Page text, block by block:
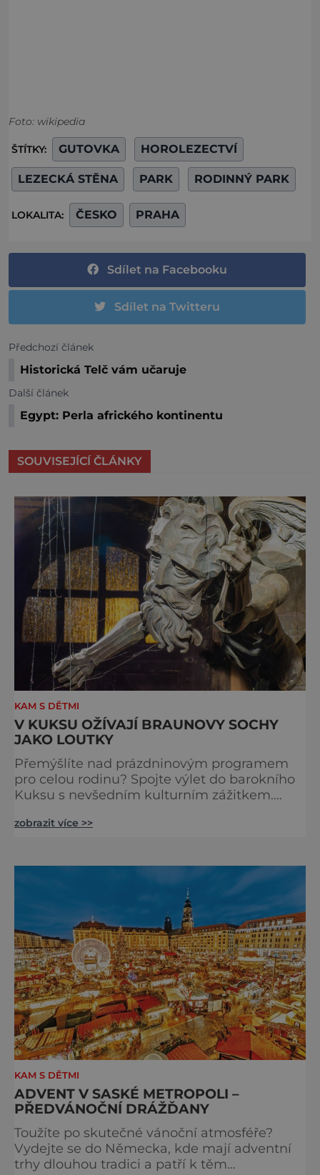
Foto: wikipedia
ŠTÍTKY: GUTOVKA HOROLEZECTVÍ
LEZECKÁ STĚNA PARK RODINNÝ PARK
LOKALITA: ČESKO PRAHA
Sdílet na Facebooku
Sdílet na Twitteru
Předchozí článek
Historická Telč vám učaruje
Další článek
Egypt: Perla afrického kontinentu
SOUVISEJÍCÍ ČLÁNKY
KAM S DĚTMI
V KUKSU OŽÍVAJÍ BRAUNOVY SOCHY
JAKO LOUTKY
Přemýšlíte nad prázdninovým programem
pro celou rodinu? Spojte výlet do barokního
Kuksu s nevšedním kulturním zážitkem.
Comoedien-Hausu zve na stálou expozici
Matyáše Bernarda Brauna nejen z Kuksu.
Výstava Braunova socha loutkou představuje
padesát autorských loutek řezbáře a scénog
zobrazit více >>
KAM S DĚTMI
ADVENT V SASKÉ METROPOLI –
PŘEDVÁNOČNÍ DRÁŽĎANY
Toužíte po skutečné vánoční atmosféře?
Vydejte se do Německa, kde mají adventní
trhy dlouhou tradici a patří k těm